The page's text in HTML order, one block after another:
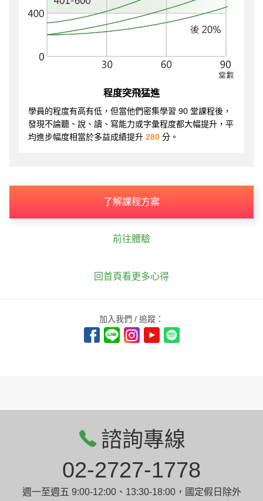
程度突飛猛進
學員的程度有高有低，但當他們密集學習 90 堂課程後，
發現不論聽、說、讀、寫能力或字彙程度都大幅提升，平
均進步幅度相當於多益成績提升 280 分。
了解課程方案
前往體驗
回首頁看更多心得
加入我們 / 追蹤：
諮詢專線
02-2727-1778
週一至週五 9:00-12:00、13:30-18:00，國定假日除外